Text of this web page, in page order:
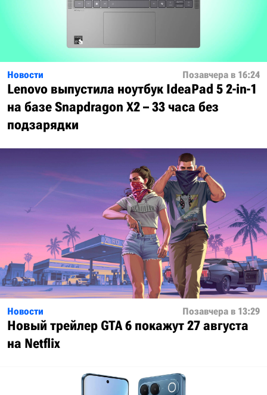
Новости Позавчера в 16:24
Lenovo выпустила ноутбук IdeaPad 5 2-in-1
на базе Snapdragon X2 – 33 часа без
подзарядки
Новости Позавчера в 13:29
Новый трейлер GTA 6 покажут 27 августа
на Netflix